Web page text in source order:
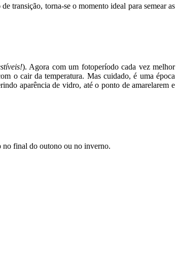
transição, torna-se o momento ideal para semear as
). Agora com um fotoperíodo cada vez melhor
o cair da temperatura. Mas cuidado, é uma época
aparência de vidro, até o ponto de amarelarem e
no final do outono ou no inverno.